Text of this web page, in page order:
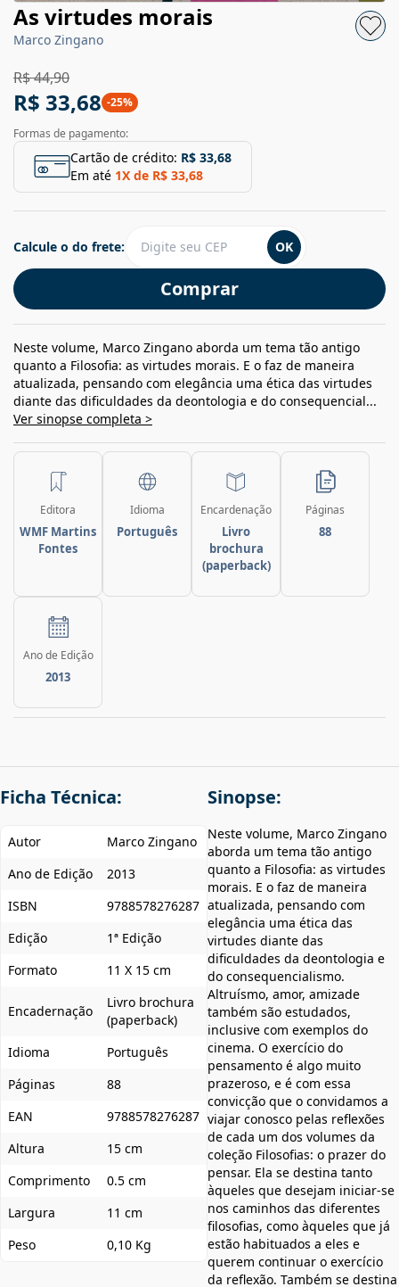
As virtudes morais
Marco Zingano
R$ 44,90
R$ 33,68 -25%
Formas de pagamento:
Cartão de crédito: R$ 33,68
Em até 1X de R$ 33,68
Comprar
Calcule o do frete: OK
Neste volume, Marco Zingano aborda um tema tão antigo
quanto a Filosofia: as virtudes morais. E o faz de maneira
atualizada, pensando com elegância uma ética das virtudes
diante das dificuldades da deontologia e do consequencial...
Ver sinopse completa >
Editora
WMF Martins
Fontes
Idioma
Português
Encardenação
Livro
brochura
(paperback)
Páginas
88
Ano de Edição
2013
Ficha Técnica:
Autor
Marco Zingano
Ano de Edição
2013
ISBN
9788578276287
Edição
1ª Edição
Formato
11 X 15 cm
Encadernação
Livro brochura
(paperback)
Idioma
Português
Páginas
88
EAN
9788578276287
Altura
15 cm
Comprimento
0.5 cm
Largura
11 cm
Peso
0,10 Kg
Sinopse:
Neste volume, Marco Zingano
aborda um tema tão antigo
quanto a Filosofia: as virtudes
morais. E o faz de maneira
atualizada, pensando com
elegância uma ética das
virtudes diante das
dificuldades da deontologia e
do consequencialismo.
Altruísmo, amor, amizade
também são estudados,
inclusive com exemplos do
cinema. O exercício do
pensamento é algo muito
prazeroso, e é com essa
convicção que o convidamos a
viajar conosco pelas reflexões
de cada um dos volumes da
coleção Filosofias: o prazer do
pensar. Ela se destina tanto
àqueles que desejam iniciar-se
nos caminhos das diferentes
filosofias, como àqueles que já
estão habituados a eles e
querem continuar o exercício
da reflexão. Também se destina